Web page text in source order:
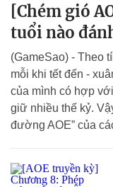
[Chém gió
tuổi nào
(GameSao) - Theo
mỗi khi tết đến -
của mình có hợp
giữ nhiều thế kỷ.
đường AOE” của